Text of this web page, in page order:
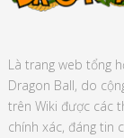
Là trang web tổng
Dragon Ball, do
trên Wiki được các
chính xác, đáng tin